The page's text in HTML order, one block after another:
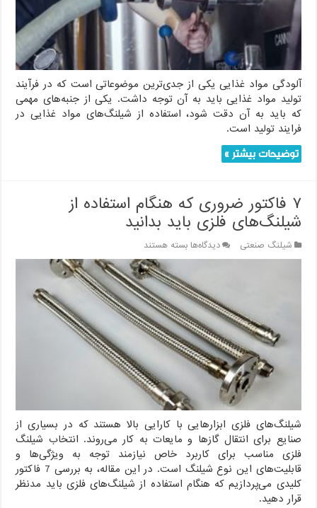
کیفیت
غذا
جلوگیری
کنیم؟
آلودگی مواد غذایی یکی از جدی‌ترین موضوعاتی است که در فرآیند
تولید مواد غذایی باید به آن توجه داشت. یکی از جنبه‌های مهمی
که باید به آن دقت شود، استفاده از شیلنگ‌های مواد غذایی در
فرایند تولید است.
توضیحات بیشتر »
۷ فاکتور ضروری که هنگام استفاده از
شیلنگ‌های فلزی باید بدانید
شیلنگ صنعتی دیدگاه‌هابرای
۷
فاکتور
ضروری
که
هنگام
استفاده
از
شیلنگ‌های
فلزی
بدانید
بسته هستند
شیلنگ‌های فلزی ابزارهایی با کارایی بالا هستند که در بسیاری از
صنایع برای انتقال گازها و مایعات به کار می‌روند. انتخاب شیلنگ
فلزی مناسب برای کاربرد خاص نیازمند توجه به ویژگی‌ها و
قابلیت‌های این نوع شیلنگ است. در این مقاله، به بررسی 7 فاکتور
کلیدی می‌پردازیم که هنگام استفاده از شیلنگ‌های فلزی باید مدنظر
قرار دهید.